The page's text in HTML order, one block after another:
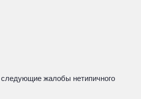
жалобы нетипичного